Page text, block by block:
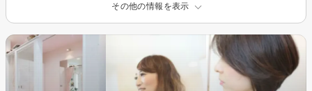
その他の情報を表示